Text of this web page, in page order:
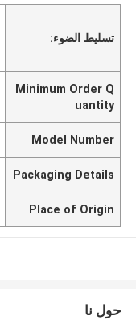
تسليط الضوء:
Minimum Order Q
uantity
Model Number
Packaging Details
Place of Origin
حول نا